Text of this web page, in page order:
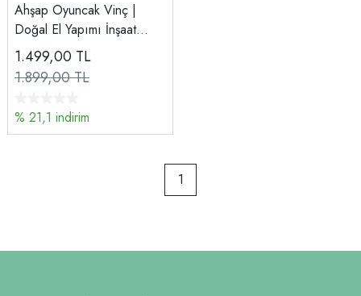
Ahşap Oyuncak Vinç |
Doğal El Yapımı İnşaat
Oyuncağı | Eğitici Ahşap
Araç
1.499,00 TL
1.899,00 TL
% 21,1 indirim
1